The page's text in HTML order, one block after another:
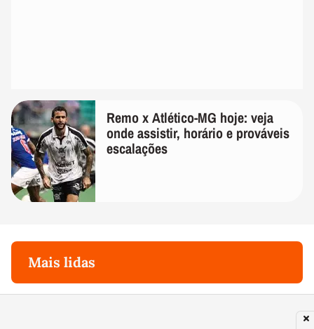
Remo x Atlético-MG hoje: veja
onde assistir, horário e prováveis
escalações
Mais lidas